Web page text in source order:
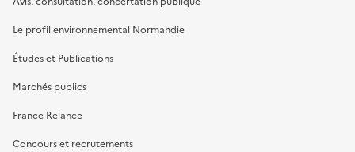
Le profil environnemental Normandie
Études et Publications
Marchés publics
France Relance
Concours et recrutements